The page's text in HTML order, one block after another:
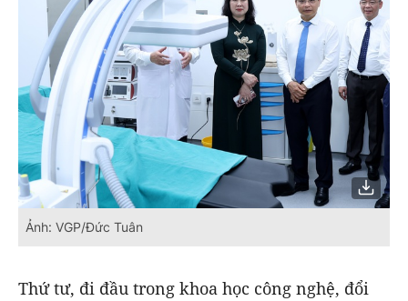
Ảnh: VGP/Đức Tuân
Thứ tư, đi đầu trong khoa học công nghệ, đổi